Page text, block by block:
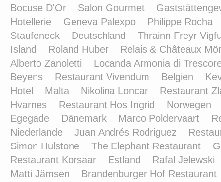
Bocuse D'Or
Salon Gourmet
Hotellerie
Geneva Palexpo
Philippe Rocha
Staufeneck
Deutschland
Thrainn Freyr
Island
Roland Huber
Relais & Châteaux
Alberto Zanoletti
Locanda Armonia di
Beyens
Restaurant Vivendum Belgien
Hotel
Malta Nikolina Loncar
Restaurant
Hvarnes
Restaurant Hos Ingrid
Norwegen
Egegade
Dänemark Marco Poldervaart
Niederlande
Juan Andrés Rodriguez
Simon Hulstone
The Elephant Restaurant
Restaurant Korsaar
Estland
Rafal Jelewski
Matti Jämsen
Brandenburger Hof Restaurant